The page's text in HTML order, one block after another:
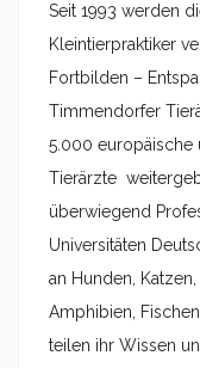
Seit 1993 werden
Kleintierpraktiker
Fortbilden –
Timmendorfer
5.000 europäische
Tierärzte
überwiegend
Universitäten
an Hunden,
Amphibien,
teilen ihr Wissen